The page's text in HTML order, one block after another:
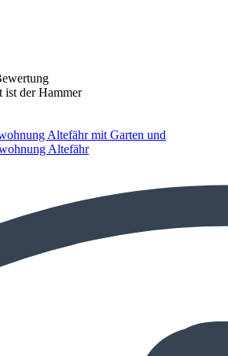
ist der Hammer
Altefähr mit Garten und
Altefähr